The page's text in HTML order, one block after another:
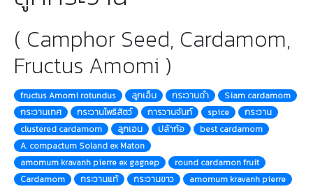
( Camphor Seed, Cardamom,
Fructus Amomi )
fructus Amomi rotundus ลูกเอ็น กระวานดำ
Siam cardamom
กระวานเทศ
กระวานโพธิสัตว์ การวานจันท์ spice
กระวาน
clustered cardamom
ลูกเอน ปล้าก้อ
best cardamom
A. compactum Soland ex Maton
amomum kravanh pierre ex gagnep
round cardamon fruit
Cardamom
กระวานแท้ กระวานขาว
amomum kravanh pierre